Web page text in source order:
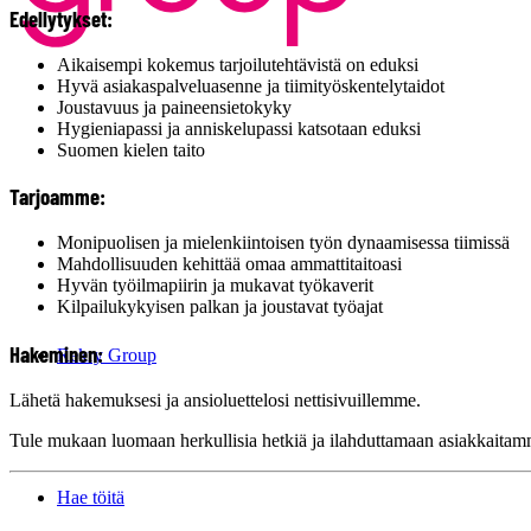
Rekry Group
Hae töitä
Edellytykset:
Aikaisempi kokemus tarjoilutehtävistä on eduksi
Hyvä asiakaspalveluasenne ja tiimityöskentelytaidot
Joustavuus ja paineensietokyky
Hygieniapassi ja anniskelupassi katsotaan eduksi
Suomen kielen taito
Tarjoamme:
Monipuolisen ja mielenkiintoisen työn dynaamisessa tiimissä
Mahdollisuuden kehittää omaa ammattitaitoasi
Hyvän työilmapiirin ja mukavat työkaverit
Kilpailukykyisen palkan ja joustavat työajat
Hakeminen:
Lähetä hakemuksesi ja ansioluettelosi nettisivuillemme.
Tule mukaan luomaan herkullisia hetkiä ja ilahduttamaan